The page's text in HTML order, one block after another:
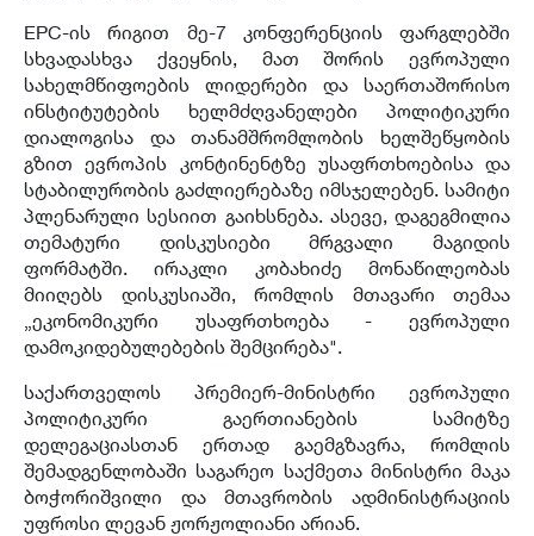
EPC-ის რიგით მე-7 კონფერენციის ფარგლებში
სხვადასხვა ქვეყნის, მათ შორის ევროპული
სახელმწიფოების ლიდერები და საერთაშორისო
ინსტიტუტების ხელმძღვანელები პოლიტიკური
დიალოგისა და თანამშრომლობის ხელშეწყობის
გზით ევროპის კონტინენტზე უსაფრთხოებისა და
სტაბილურობის გაძლიერებაზე იმსჯელებენ. სამიტი
პლენარული სესიით გაიხსნება. ასევე, დაგეგმილია
თემატური დისკუსიები მრგვალი მაგიდის
ფორმატში. ირაკლი კობახიძე მონაწილეობას
მიიღებს დისკუსიაში, რომლის მთავარი თემაა
„ეკონომიკური უსაფრთხოება - ევროპული
დამოკიდებულებების შემცირება".
საქართველოს პრემიერ-მინისტრი ევროპული
პოლიტიკური გაერთიანების სამიტზე
დელეგაციასთან ერთად გაემგზავრა, რომლის
შემადგენლობაში საგარეო საქმეთა მინისტრი მაკა
ბოჭორიშვილი და მთავრობის ადმინისტრაციის
უფროსი ლევან ჟორჟოლიანი არიან.